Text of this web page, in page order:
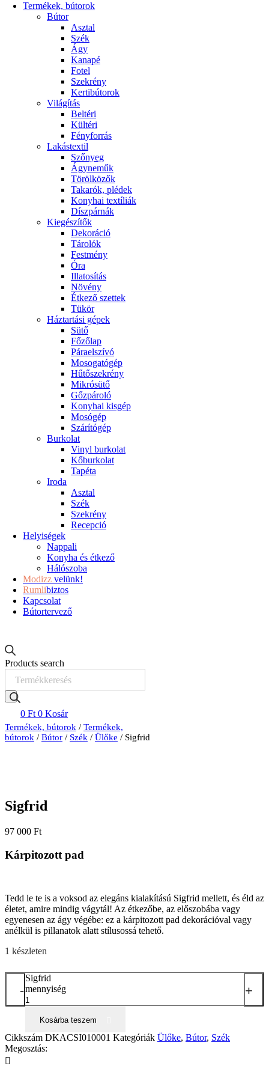
Termékek, bútorok
Bútor
Asztal
Szék
Ágy
Kanapé
Fotel
Szekrény
Kertibútorok
Világítás
Beltéri
Kültéri
Fényforrás
Lakástextil
Szőnyeg
Ágyneműk
Törölközők
Takarók, plédek
Konyhai textíliák
Díszpárnák
Kiegészítők
Dekoráció
Tárolók
Festmény
Óra
Illatosítás
Növény
Étkező szettek
Tükör
Háztartási gépek
Sütő
Főzőlap
Páraelszívó
Mosogatógép
Hűtőszekrény
Mikrósütő
Gőzpároló
Konyhai kisgép
Mosógép
Szárítógép
Burkolat
Vinyl burkolat
Kőburkolat
Tapéta
Iroda
Asztal
Szék
Szekrény
Recepció
Helyiségek
Nappali
Konyha és étkező
Hálószoba
Modizz velünk!
Rumlibiztos
Kapcsolat
Bútortervező
Products search
0 Ft 0 Kosár
Termékek, bútorok / Termékek,
bútorok / Bútor / Szék / Ülőke / Sigfrid
Sigfrid
97 000 Ft
Kárpitozott pad
Tedd le te is a voksod az elegáns kialakítású Sigfrid mellett, és éld az
életet, amire mindig vágytál! Az étkezőbe, az előszobába vagy
egyenesen az ágy végébe: ez a kárpitozott pad dekorációval vagy
anélkül is pillanatok alatt stílusossá tehető.
1 készleten
-
Sigfrid
mennyiség
+
Kosárba teszem
Cikkszám DKACSI010001 Kategóriák Ülőke, Bútor, Szék
Megosztás: